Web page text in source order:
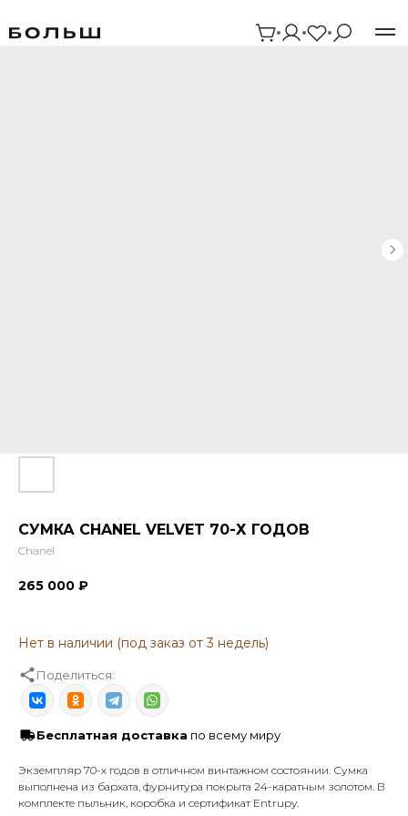
СУМКА CHANEL VELVET 70-Х ГОДОВ
Chanel
265 000 ₽
Поделиться:
Бесплатная доставка по всему миру
Экземпляр 70-х годов в отличном винтажном состоянии. Сумка
выполнена из бархата, фурнитура покрыта 24-каратным золотом. В
комплекте пыльник, коробка и сертификат Entrupy.